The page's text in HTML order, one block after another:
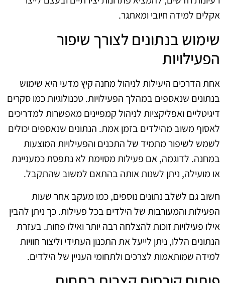
אקלים למידה חיובי ומאתגר.
שימוש בנתונים לצורך שיפור
הפעילויות
אחת הדרכים היעילות לניהול מחנה קיץ מדעי היא שימוש
בנתונים שנאספים במהלך הפעילויות. טכנולוגיות כמו סקרים
דיגיטליים ואפליקציות לניהול קמפיינים מאפשרות למדריכים
לאסוף משוב מהילדים בזמן אמת. הנתונים שנאספים יכולים
לשמש לשיפור מתמיד של התכנים והפעילויות המוצעות
במחנה. לדוגמה, אם פעילות מסוימת לא נתפסת כמעניינת
או מועילה, ניתן לשנות אותה בהתאם למשוב שהתקבל.
חשוב גם לשלב נתונים נוספים, כמו מעקב אחר שעות
הפעילות והמעורבות של הילדים בכל פעילות. כך ניתן להבין
אילו פעילויות זוכות להצלחה רבה יותר ואילו פחות. בעזרת
הנתונים הללו, ניתן לייעל את התכנון העתידי וליצור חוויות
למידה שמותאמות לצרכים ולתחומי העניין של הילדים.